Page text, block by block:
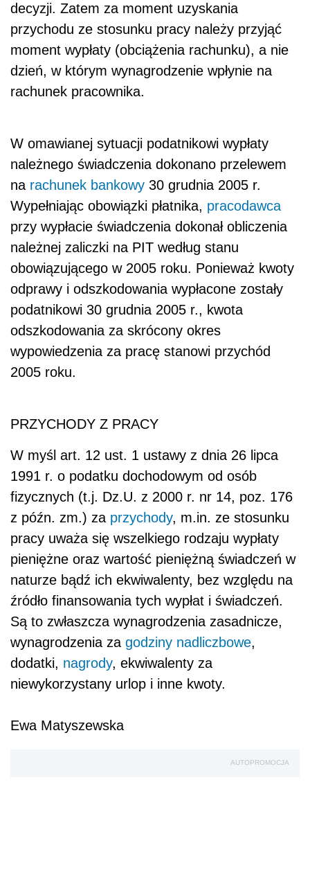
decyzji. Zatem za moment uzyskania
przychodu ze stosunku pracy należy przyjąć
moment wypłaty (obciążenia rachunku), a nie
dzień, w którym wynagrodzenie wpłynie na
rachunek pracownika.
W omawianej sytuacji podatnikowi wypłaty
należnego świadczenia dokonano przelewem
na rachunek bankowy 30 grudnia 2005 r.
Wypełniając obowiązki płatnika, pracodawca
przy wypłacie świadczenia dokonał obliczenia
należnej zaliczki na PIT według stanu
obowiązującego w 2005 roku. Ponieważ kwoty
odprawy i odszkodowania wypłacone zostały
podatnikowi 30 grudnia 2005 r., kwota
odszkodowania za skrócony okres
wypowiedzenia za pracę stanowi przychód
2005 roku.
PRZYCHODY Z PRACY
W myśl art. 12 ust. 1 ustawy z dnia 26 lipca
1991 r. o podatku dochodowym od osób
fizycznych (t.j. Dz.U. z 2000 r. nr 14, poz. 176
z późn. zm.) za przychody, m.in. ze stosunku
pracy uważa się wszelkiego rodzaju wypłaty
pieniężne oraz wartość pieniężną świadczeń w
naturze bądź ich ekwiwalenty, bez względu na
źródło finansowania tych wypłat i świadczeń.
Są to zwłaszcza wynagrodzenia zasadnicze,
wynagrodzenia za godziny nadliczbowe,
dodatki, nagrody, ekwiwalenty za
niewykorzystany urlop i inne kwoty.
Ewa Matyszewska
AUTOPROMOCJA